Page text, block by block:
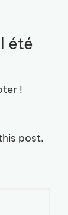
été
!
post.